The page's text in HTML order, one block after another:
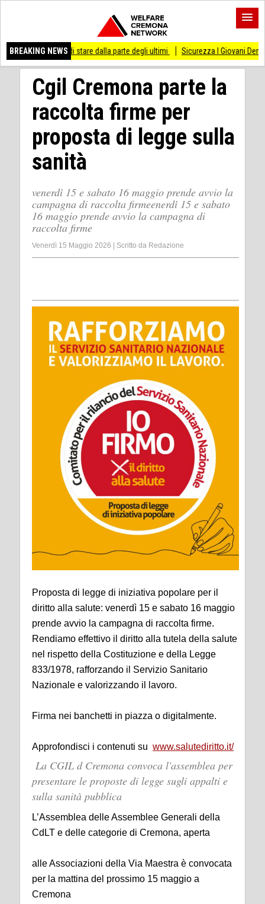
BREAKING NEWS
di stare dalla parte degli ultimi Sicurezza I Giovani Democratici
Cgil Cremona parte la
raccolta firme per
proposta di legge sulla
sanità
venerdì 15 e sabato 16 maggio prende avvio la
campagna di raccolta firmeenerdì 15 e sabato
16 maggio prende avvio la campagna di
raccolta firme
Venerdì 15 Maggio 2026 Scritto da Redazione
Proposta di legge di iniziativa popolare per il
diritto alla salute: venerdì 15 e sabato 16 maggio
prende avvio la campagna di raccolta firme.
Rendiamo effettivo il diritto alla tutela della salute
nel rispetto della Costituzione e della Legge
833/1978, rafforzando il Servizio Sanitario
Nazionale e valorizzando il lavoro.
Firma nei banchetti in piazza o digitalmente.
Approfondisci i contenuti su www.salutediritto.it/
La CGIL d Cremona convoca l'assemblea per
presentare le proposte di legge sugli appalti e
sulla sanità pubblica
L’Assemblea delle Assemblee Generali della
CdLT e delle categorie di Cremona, aperta
alle Associazioni della Via Maestra è convocata
per la mattina del prossimo 15 maggio a
Cremona